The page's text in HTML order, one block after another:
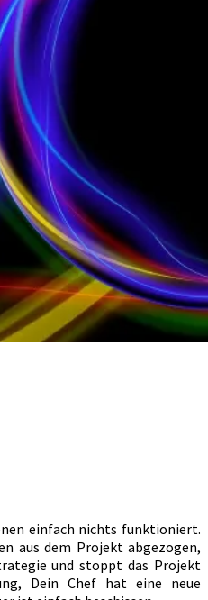
einfach nichts funktioniert.
aus dem Projekt abgezogen,
und stoppt das Projekt
Dein Chef hat eine neue